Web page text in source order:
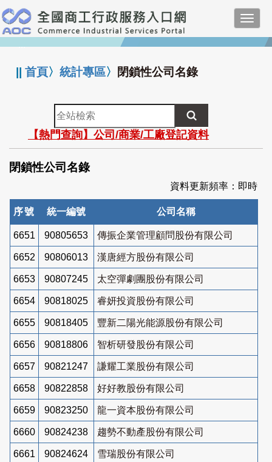
跳
到
主
要
:::
||首頁〉統計專區〉 閉鎖性公司名錄
全
站
檢
索
【熱門查詢】公司/商業/工廠登記資料
閉鎖性公司名錄
資料更新頻率：即時
序號 統一編號 公司名稱
6651 90805653 傳振企業管理顧問股份有限公司
6652 90806013 漢唐經方股份有限公司
6653 90807245 太空彈劇團股份有限公司
6654 90818025 睿妍投資股份有限公司
6655 90818405 豐新二陽光能源股份有限公司
6656 90818806 智析研發股份有限公司
6657 90821247 謙耀工業股份有限公司
6658 90822858 好好教股份有限公司
6659 90823250 龍一資本股份有限公司
6660 90824238 趨勢不動產股份有限公司
6661 90824624 雪瑞股份有限公司